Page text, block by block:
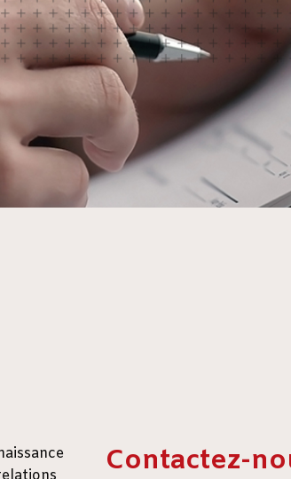
Contactez-